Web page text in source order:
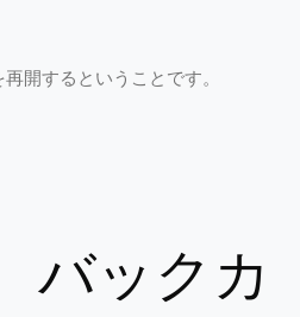
開するということです。
バックカ